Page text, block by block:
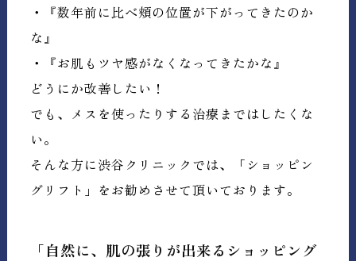
・『数年前に比べ頬の位置が下がってきたのか
な』
・『お肌もツヤ感がなくなってきたかな』
どうにか改善したい！
でも、メスを使ったりする治療まではしたくな
い。
そんな方に渋谷クリニックでは、「ショッピン
グリフト」をお勧めさせて頂いております。
「自然に、肌の張りが出来るショッピング